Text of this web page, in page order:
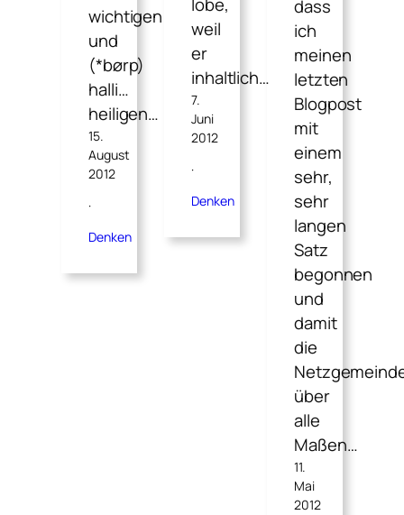
wichtigen
und
(*børp)
halli…
heiligen…
15.
August
2012
·
Denken
weil
er
inhaltlich…
7.
Juni
2012
·
Denken
dass
ich
meinen
letzten
Blogpost
mit
einem
sehr,
sehr
langen
Satz
begonnen
und
damit
die
über
alle
Maßen…
11.
Mai
2012